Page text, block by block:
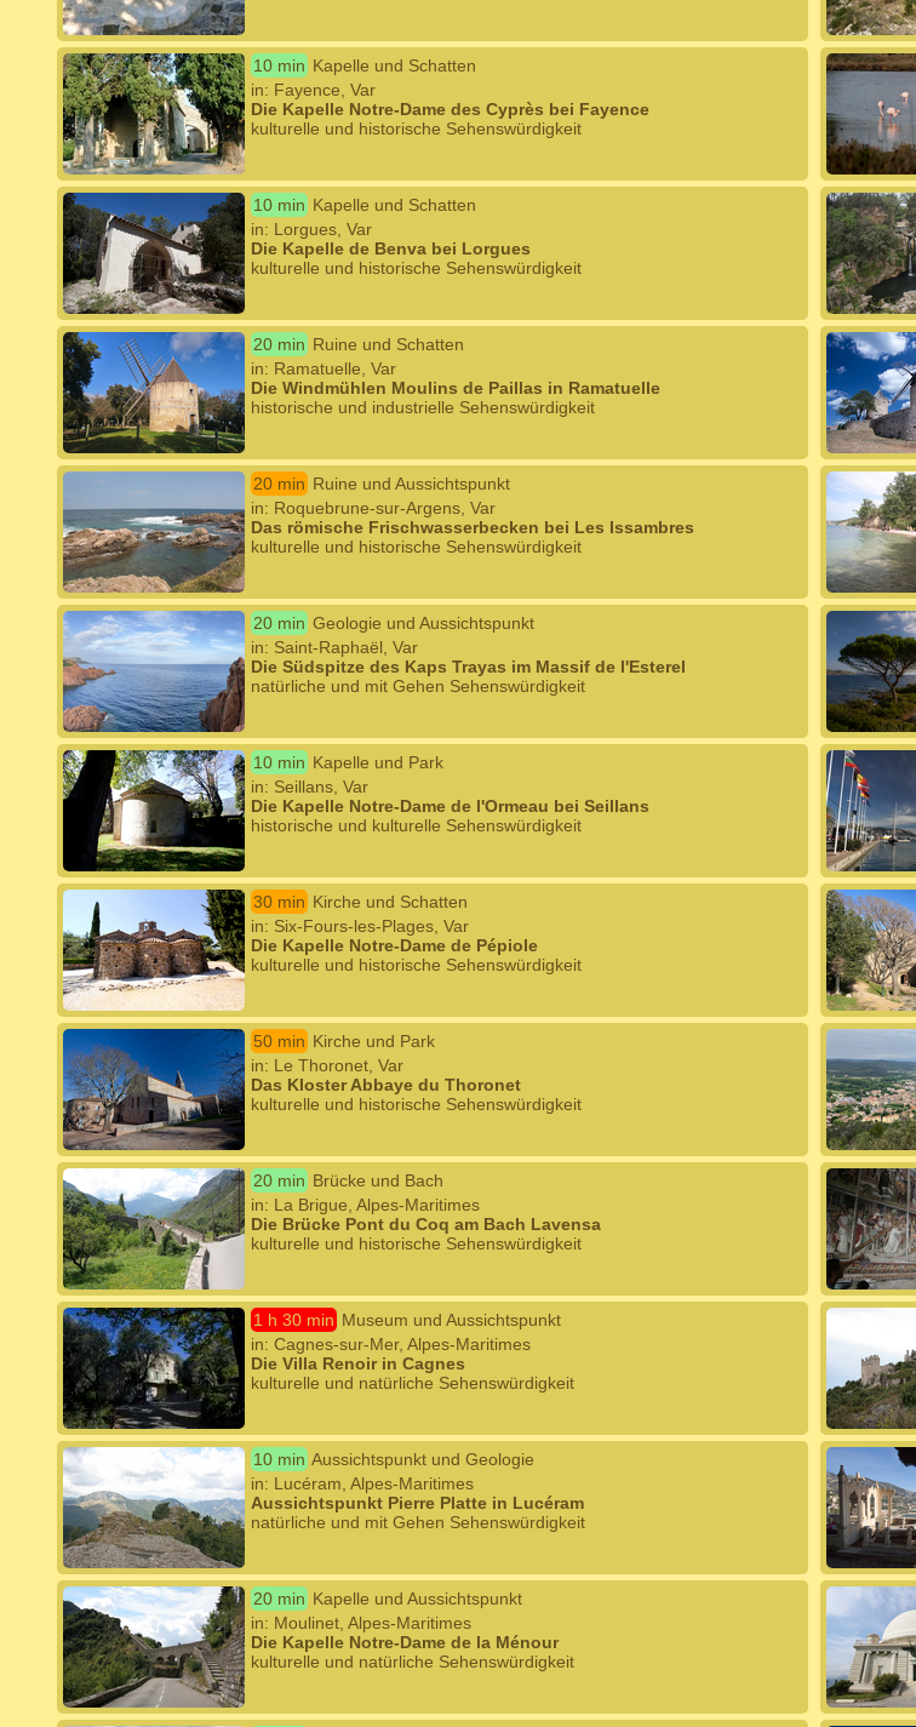
10 min Kapelle und Schatten
in: Fayence, Var
Die Kapelle Notre-Dame des Cyprès bei Fayence
kulturelle und historische Sehenswürdigkeit
10 min Kapelle und Schatten
in: Lorgues, Var
Die Kapelle de Benva bei Lorgues
kulturelle und historische Sehenswürdigkeit
20 min Ruine und Schatten
in: Ramatuelle, Var
Die Windmühlen Moulins de Paillas in Ramatuelle
historische und industrielle Sehenswürdigkeit
20 min Ruine und Aussichtspunkt
in: Roquebrune-sur-Argens, Var
Das römische Frischwasserbecken bei Les Issambres
kulturelle und historische Sehenswürdigkeit
20 min Geologie und Aussichtspunkt
in: Saint-Raphaël, Var
Die Südspitze des Kaps Trayas im Massif de l'Esterel
natürliche und mit Gehen Sehenswürdigkeit
10 min Kapelle und Park
in: Seillans, Var
Die Kapelle Notre-Dame de l'Ormeau bei Seillans
historische und kulturelle Sehenswürdigkeit
30 min Kirche und Schatten
in: Six-Fours-les-Plages, Var
Die Kapelle Notre-Dame de Pépiole
kulturelle und historische Sehenswürdigkeit
50 min Kirche und Park
in: Le Thoronet, Var
Das Kloster Abbaye du Thoronet
kulturelle und historische Sehenswürdigkeit
20 min Brücke und Bach
in: La Brigue, Alpes-Maritimes
Die Brücke Pont du Coq am Bach Lavensa
kulturelle und historische Sehenswürdigkeit
1 h 30 min Museum und Aussichtspunkt
in: Cagnes-sur-Mer, Alpes-Maritimes
Die Villa Renoir in Cagnes
kulturelle und natürliche Sehenswürdigkeit
10 min Aussichtspunkt und Geologie
in: Lucéram, Alpes-Maritimes
Aussichtspunkt Pierre Platte in Lucéram
natürliche und mit Gehen Sehenswürdigkeit
20 min Kapelle und Aussichtspunkt
in: Moulinet, Alpes-Maritimes
Die Kapelle Notre-Dame de la Ménour
kulturelle und natürliche Sehenswürdigkeit